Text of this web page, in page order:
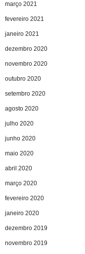
março 2021
fevereiro 2021
janeiro 2021
dezembro 2020
novembro 2020
outubro 2020
setembro 2020
agosto 2020
julho 2020
junho 2020
maio 2020
abril 2020
março 2020
fevereiro 2020
janeiro 2020
dezembro 2019
novembro 2019